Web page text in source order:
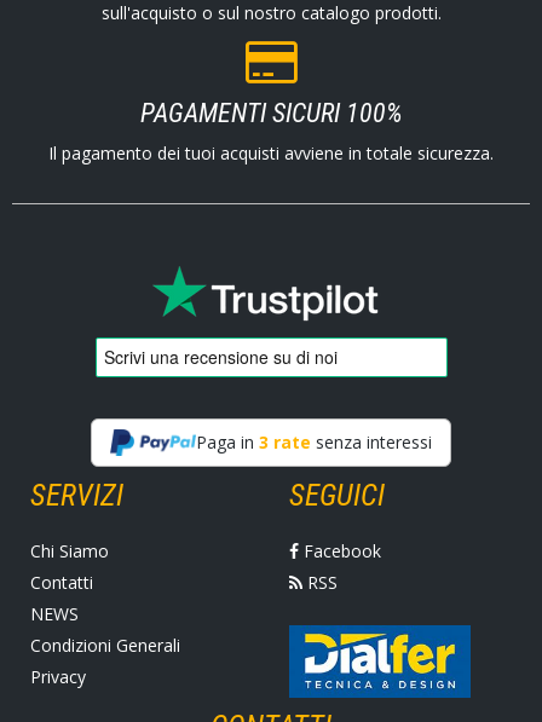
sull'acquisto o sul nostro catalogo prodotti.
PAGAMENTI SICURI 100%
Il pagamento dei tuoi acquisti avviene in totale sicurezza.
Paga in 3 rate senza interessi
SERVIZI
Chi Siamo
Contatti
NEWS
Condizioni Generali
Privacy
SEGUICI
Facebook
RSS